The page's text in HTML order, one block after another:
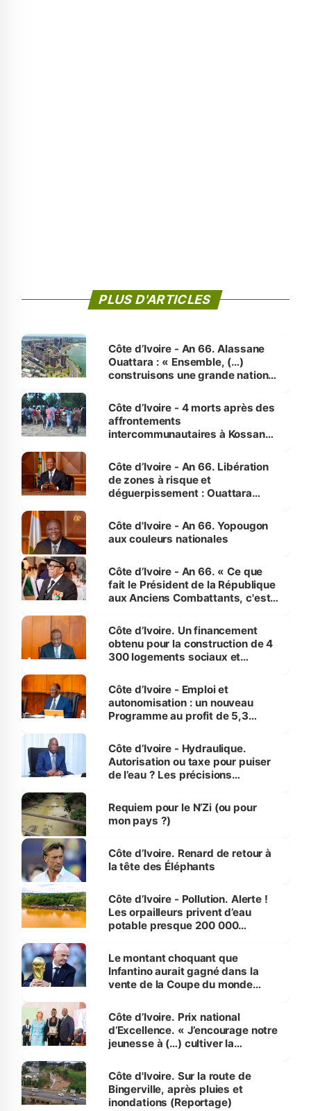
PLUS D'ARTICLES
Côte d’Ivoire - An 66. Alassane
Ouattara : « Ensemble, (…)
construisons une grande nation
générations futures »
Côte d’Ivoire - 4 morts après des
affrontements
intercommunautaires à Kossandji
milieu des sinistrés
Côte d’Ivoire - An 66. Libération
de zones à risque et
déguerpissement : Ouattara
l'Etat de droit pour préserver les
vies humaines »
Côte d'Ivoire - An 66. Yopougon
aux couleurs nationales
Côte d’Ivoire - An 66. « Ce que
fait le Président de la République
aux Anciens Combattants, c'est
Côte d’Ivoire. Un financement
obtenu pour la construction de 4
300 logements sociaux et
et Yamoussoukro
Côte d’Ivoire - Emploi et
autonomisation : un nouveau
Programme au profit de 5,3
Côte d’Ivoire - Hydraulique.
Autorisation ou taxe pour puiser
de l’eau ? Les précisions
Requiem pour le N’Zi (ou pour
mon pays ?)
Côte d’Ivoire. Renard de retour à
la tête des Éléphants
Côte d’Ivoire - Pollution. Alerte !
Les orpailleurs privent d’eau
potable presque 200 000
Le montant choquant que
Infantino aurait gagné dans la
vente de la Coupe du monde
Côte d’Ivoire. Prix national
d’Excellence. « J’encourage notre
jeunesse à (…) cultiver la
(Alassane Ouattara
Côte d'Ivoire. Sur la route de
Bingerville, après pluies et
inondations (Reportage)